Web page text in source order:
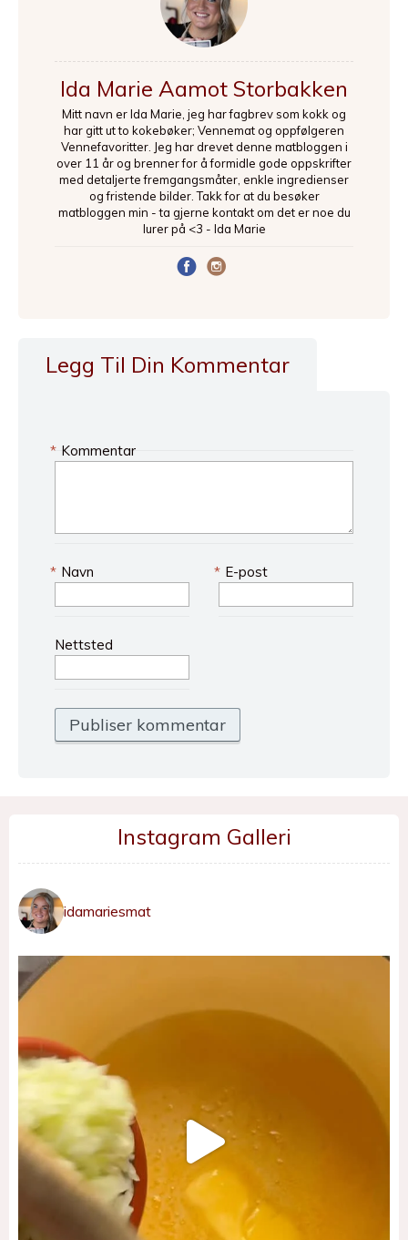
Ida Marie Aamot Storbakken
Mitt navn er Ida Marie, jeg har fagbrev som kokk og
har gitt ut to kokebøker; Vennemat og oppfølgeren
Vennefavoritter. Jeg har drevet denne matbloggen i
over 11 år og brenner for å formidle gode oppskrifter
med detaljerte fremgangsmåter, enkle ingredienser
og fristende bilder. Takk for at du besøker
matbloggen min - ta gjerne kontakt om det er noe du
lurer på <3 - Ida Marie
Legg Til Din Kommentar
Kommentar
*
Navn
* E-post
*
Nettsted
Instagram Galleri
idamariesmat